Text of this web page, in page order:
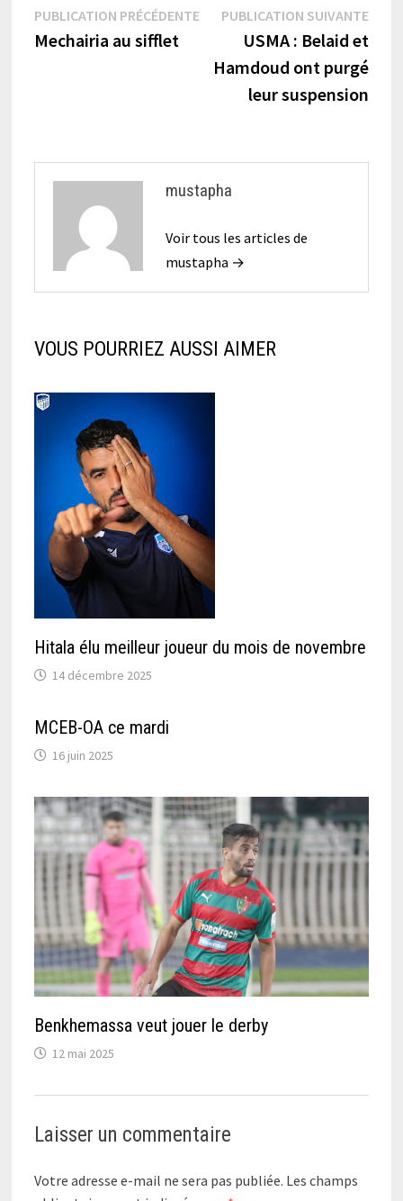
Navigation
de
PUBLICATION PRÉCÉDENTEPublication
précédente :
Mechairia au sifflet
PUBLICATION SUIVANTE
USMA : Belaid et
Hamdoud ont purgé
leur suspension
mustapha
Voir tous les articles de
mustapha →
VOUS POURRIEZ AUSSI AIMER
Hitala élu meilleur joueur du mois de novembre
14 décembre 2025
MCEB-OA ce mardi
16 juin 2025
Benkhemassa veut jouer le derby
12 mai 2025
Laisser un commentaire
Votre adresse e-mail ne sera pas publiée. Les champs